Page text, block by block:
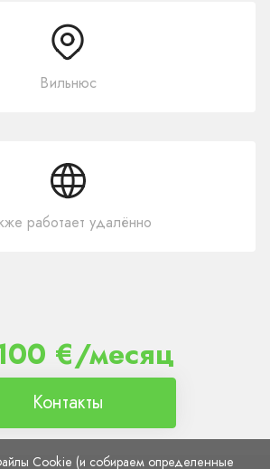
Вильнюс
работает удалённо
€/месяц
Контакты
Cookie (и собираем определенные